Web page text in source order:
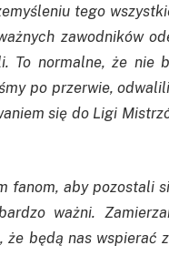
tego
zawodników
To normalne, że nie
po przerwie,
się do Ligi
fanom, aby pozostali
ważni.
że będą nas wspierać